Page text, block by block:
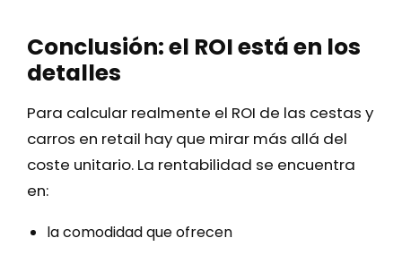
Conclusión: el ROI está en los
detalles
Para calcular realmente el ROI de las cestas y
carros en retail hay que mirar más allá del
coste unitario. La rentabilidad se encuentra
en:
la comodidad que ofrecen